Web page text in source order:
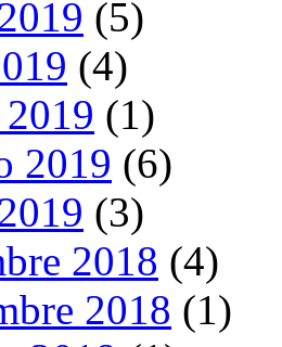
(5)
(4)
(1)
2019 (6)
(3)
2018 (4)
2018 (1)